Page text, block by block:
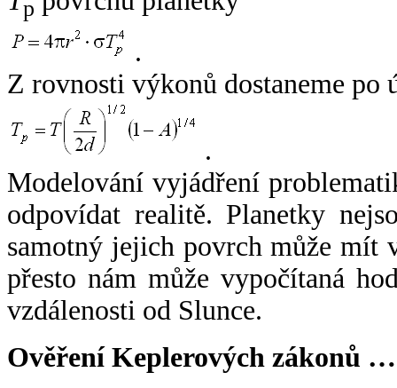
p
.
Z rovnosti výkonů dostaneme po
.
Modelování vyjádření
odpovídat realitě. Planetky
samotný jejich povrch může mít
přesto nám může vypočítaná
vzdálenosti od Slunce.
Ověření Keplerových zákonů …